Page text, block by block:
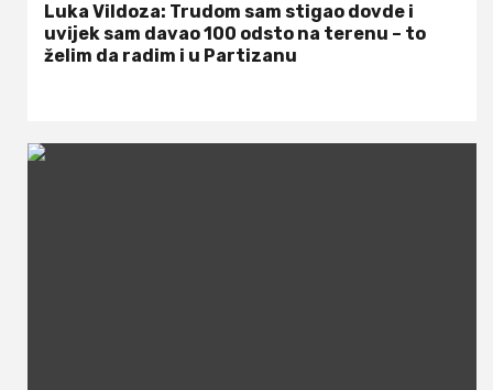
Luka Vildoza: Trudom sam stigao dovde i
uvijek sam davao 100 odsto na terenu – to
želim da radim i u Partizanu